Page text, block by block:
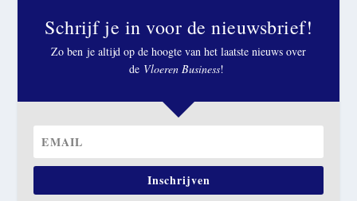
Schrijf je in voor de nieuwsbrief!
Zo ben je altijd op de hoogte van het laatste nieuws over
de Vloeren Business!
Inschrijven